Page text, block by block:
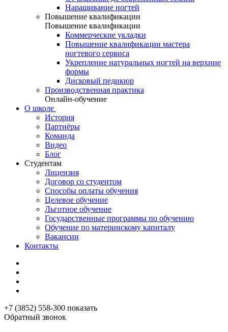
Наращивание ногтей
Повышение квалификации
Повышение квалификации
Коммерческие укладки
Повышение квалификации мастера
ногтевого сервиса
Укрепление натуральных ногтей на верхние
формы
Дисковый педикюр
Производственная практика
Онлайн-обучение
О школе
История
Партнёры
Команда
Видео
Блог
Студентам
Лицензия
Договор со студентом
Способы оплаты обучения
Целевое обучение
Льготное обучение
Государственные программы по обучению
Обучение по материнскому капиталу
Вакансии
Контакты
+7 (3852) 558-300 показать
Обратный звонок